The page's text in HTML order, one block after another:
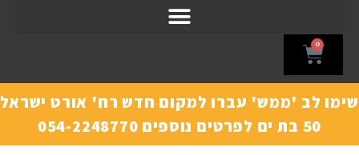
0
שימו לב 'ממש' עברו למקום חדש רח' אורט ישראל
50 בת ים לפרטים נוספים 054-2248770